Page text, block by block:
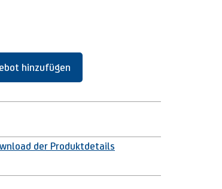
hinzufügen
der Produktdetails